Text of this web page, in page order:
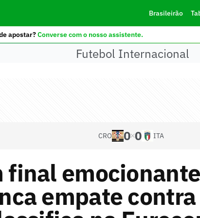
Brasileirão
apostar?Converse com o nosso assistente.
Futebol Internacional
CRO 0 0 ITA
final
empate